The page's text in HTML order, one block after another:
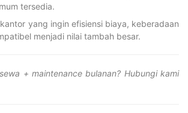
tersedia.
yang ingin efisiensi biaya, keberadaan
menjadi nilai tambah besar.
+ maintenance bulanan? Hubungi kami